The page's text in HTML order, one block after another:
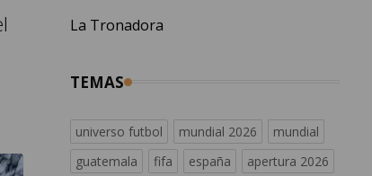
La Tronadora
TEMAS
universo futbol mundial 2026
mundial
guatemala
fifa españa
apertura 2026